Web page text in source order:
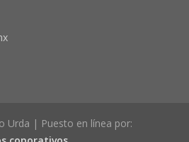
Urda | Puesto en línea por: